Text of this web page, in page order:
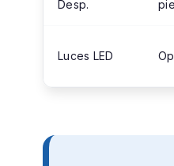
Desp.
Luces LED